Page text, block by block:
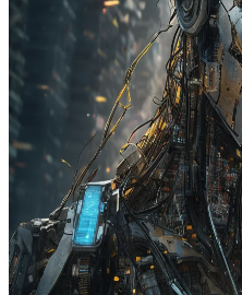
O avanço da inteligência
profundas sobre ética, emprego
para o acordo da OpenAI com o
Estados Unidos. O aumento das
a urgência por regulação em
que os impactos sociais e
respostas imediatas. O papel do
central diante de precedentes
Bluesky
inteligência artificial
automação
#regulação
#emprego
Ler artigo completo